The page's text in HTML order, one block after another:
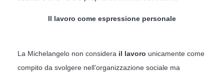
Il lavoro come espressione personale
La Michelangelo non considera il lavoro unicamente come
compito da svolgere nell’organizzazione sociale ma